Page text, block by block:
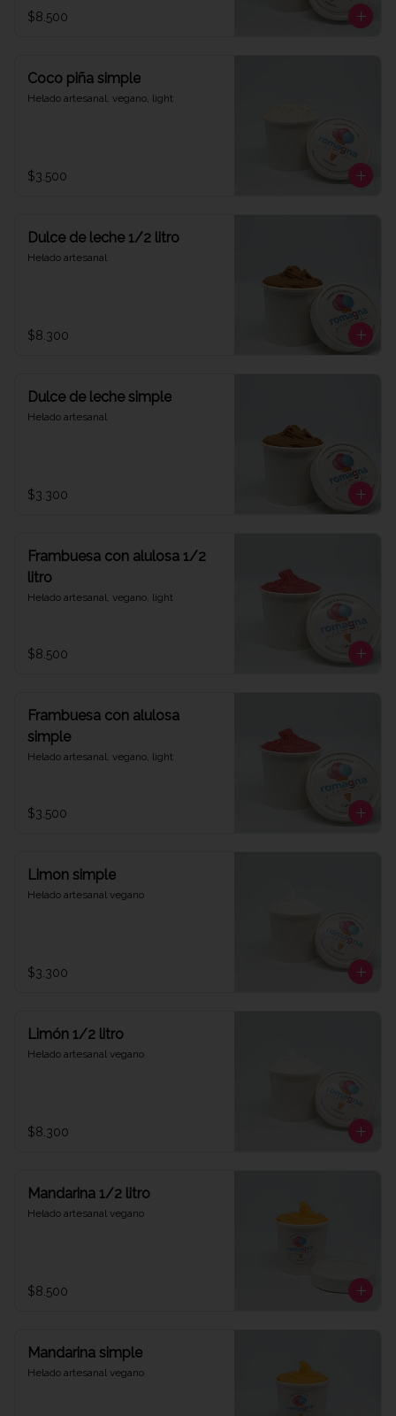
$8.500
Coco piña simple
Helado artesanal, vegano, light
$3.500
Dulce de leche 1/2 litro
Helado artesanal
$8.300
Dulce de leche simple
Helado artesanal
$3.300
Frambuesa con alulosa 1/2
litro
Helado artesanal, vegano, light
$8.500
Frambuesa con alulosa
simple
Helado artesanal, vegano, light
$3.500
Limon simple
Helado artesanal vegano
$3.300
Limón 1/2 litro
Helado artesanal vegano
$8.300
Mandarina 1/2 litro
Helado artesanal vegano
$8.500
Mandarina simple
Helado artesanal vegano